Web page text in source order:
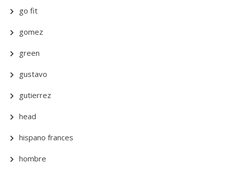
go fit
gomez
green
gustavo
gutierrez
head
hispano frances
hombre